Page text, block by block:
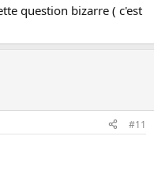
question bizarre ( c'est
#11